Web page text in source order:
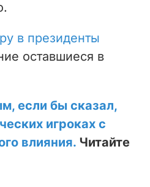
в президенты
оставшиеся в
если бы сказал,
игроках с
влияния. Читайте